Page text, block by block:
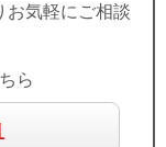
お気軽にご相談
ら